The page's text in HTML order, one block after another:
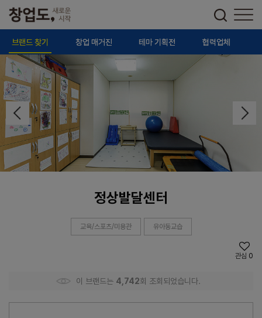
브랜드 찾기 창업 매거진 테마 기획전 협력업체
정상발달센터
교육/스포츠/미용관 유아동교습
관심 0
이 브랜드는 4,742회 조회되었습니다.